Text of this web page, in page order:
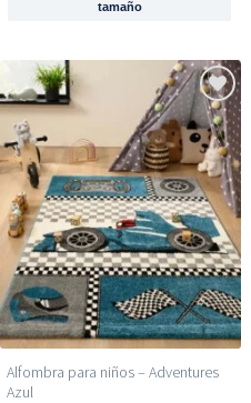
tamaño
Alfombra para niños – Adventures
Azul